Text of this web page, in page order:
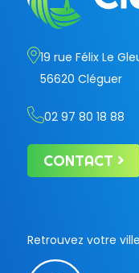
19 rue Félix Le
56620 Cléguer
02 97 80 18 88
CONTACT
Retrouvez votre